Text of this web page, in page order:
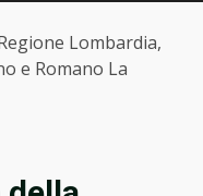
Lombardia,
e Romano La